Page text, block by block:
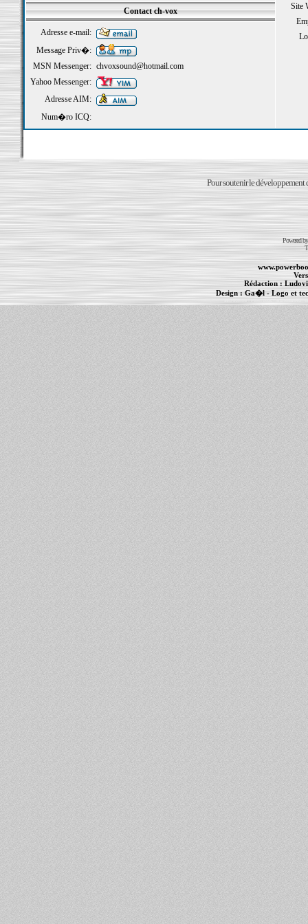
Site
Contact ch-vox
Adresse e-mail:
Message Priv�:
MSN Messenger: chvoxsound@hotmail.com
Yahoo Messenger:
Adresse AIM:
Num�ro ICQ:
Pour soutenir le développement
Powered
Rédaction :
Design : Ga�l - Logo et
PowerBook-